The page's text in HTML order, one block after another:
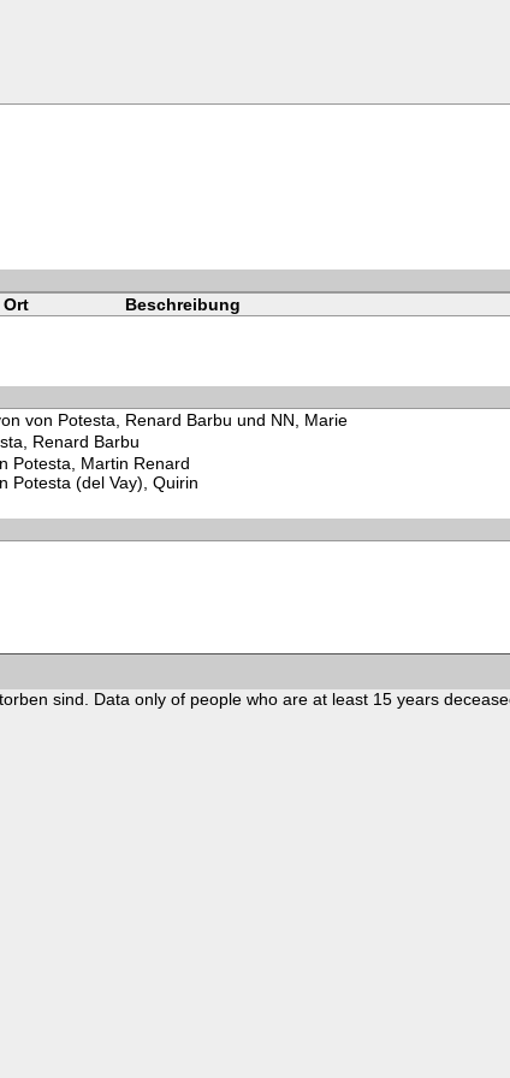
Ort
Beschreibung
von Potesta, Renard Barbu und NN, Marie
Renard Barbu
Potesta, Martin Renard
Potesta (del Vay), Quirin
sind. Data only of people who are at least 15 years